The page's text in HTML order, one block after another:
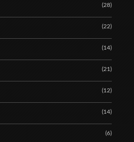
(28)
(22)
(14)
(21)
(12)
(14)
(6)